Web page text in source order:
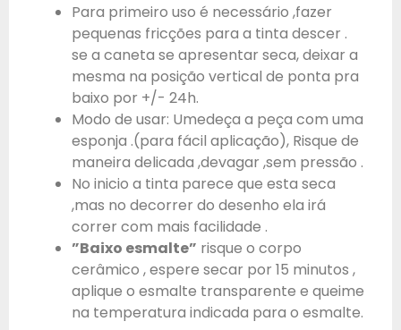
Para primeiro uso é necessário ,fazer
pequenas fricções para a tinta descer .
se a caneta se apresentar seca, deixar a
mesma na posição vertical de ponta pra
baixo por +/- 24h.
Modo de usar: Umedeça a peça com uma
esponja .(para fácil aplicação), Risque de
maneira delicada ,devagar ,sem pressão .
No inicio a tinta parece que esta seca
,mas no decorrer do desenho ela irá
correr com mais facilidade .
”Baixo esmalte” risque o corpo
cerâmico , espere secar por 15 minutos ,
aplique o esmalte transparente e queime
na temperatura indicada para o esmalte.